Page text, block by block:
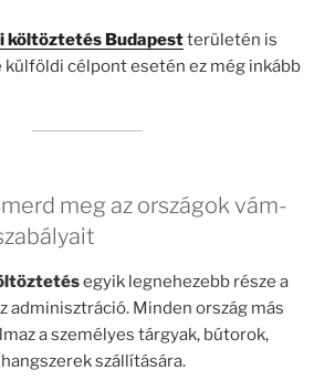
költöztetés Budapestterületén is
külföldi célpont esetén ez még inkább
meg az országok vám-
egyik legnehezebb része a
adminisztráció. Minden ország más
a személyes tárgyak, bútorok,
szállítására.